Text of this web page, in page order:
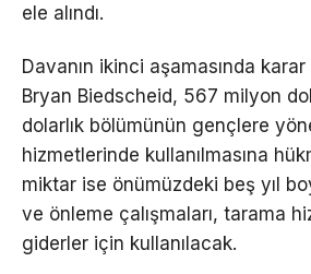
ele alındı.
Davanın ikinci aşamasında
Bryan Biedscheid, 567 milyon
dolarlık bölümünün gençlere
hizmetlerinde kullanılmasına
miktar ise önümüzdeki beş yıl
ve önleme çalışmaları, tarama
giderler için kullanılacak.